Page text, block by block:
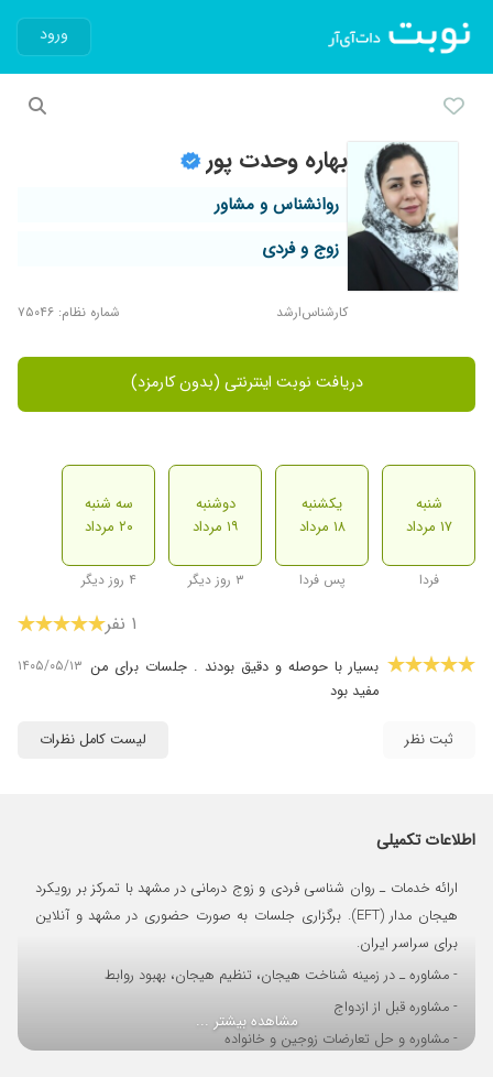
ورود
بهاره وحدت پور
روانشناس و مشاور
زوج و فردی
کارشناس‌ارشد شماره نظام: ۷۵۰۴۶
دریافت نوبت اینترنتی (بدون کارمزد)
شنبه
۱۷ مرداد
فردا
یکشنبه
۱۸ مرداد
پس فردا
دوشنبه
۱۹ مرداد
۳ روز دیگر
سه شنبه
۲۰ مرداد
۴ روز دیگر
۱ نفر
بسیار با حوصله و دقیق بودند . جلسات برای من
مفید بود
۱۴۰۵/۰۵/۱۳
ثبت نظر لیست کامل نظرات
اطلاعات تکمیلی
ارائه خدمات ـ روان شناسی فردی و زوج درمانی در مشهد با تمرکز بر رویکرد
هیجان مدار (EFT). برگزاری جلسات به صورت حضوری در مشهد و آنلاین
برای سراسر ایران.
- مشاوره ـ در زمینه شناخت هیجان، تنظیم هیجان، بهبود روابط
- مشاوره قبل از ازدواج
- مشاوره و حل تعارضات زوجین و خانواده
مشاهده بیشتر ...